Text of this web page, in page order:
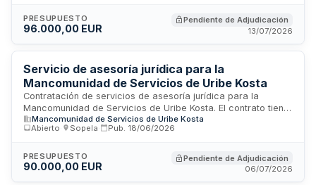
supervisión y garantía de conformidad normativa. La
prestación requiere un equipo profesional con experiencia
del derecho privado y público, así como conocimientos en
seguridad informática aplicada al tratamiento de información
personal.
PRESUPUESTO
96.000,00 EUR
Pendiente de Adjudicación
13/07/2026
Servicio de asesoría jurídica para la
Mancomunidad de Servicios de Uribe Kosta
Contratación de servicios de asesoría jurídica para la
Mancomunidad de Servicios de Uribe Kosta. El contrato tiene
naturaleza administrativa de prestación de servicios
regulado por la Ley de Contratos del Sector Público. Se
experiencia específica en derecho, encabezado por un
asesor senior con mínimo diez años de experiencia
Mancomunidad de Servicios de Uribe Kosta
Abierto
Sopela Pub. 18/06/2026
PRESUPUESTO
90.000,00 EUR
Pendiente de Adjudicación
06/07/2026